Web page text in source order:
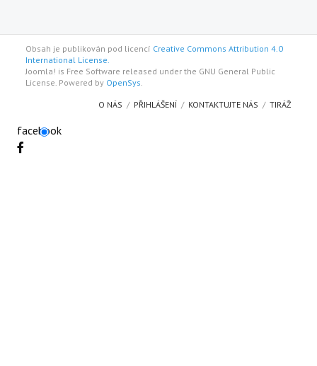
Obsah je publikován pod licencí Creative Commons Attribution 4.0
International License.
Joomla! is Free Software released under the GNU General Public
License. Powered by OpenSys
O NÁS PŘIHLÁŠENÍ KONTAKTUJTE NÁS TIRÁŽ
facebook